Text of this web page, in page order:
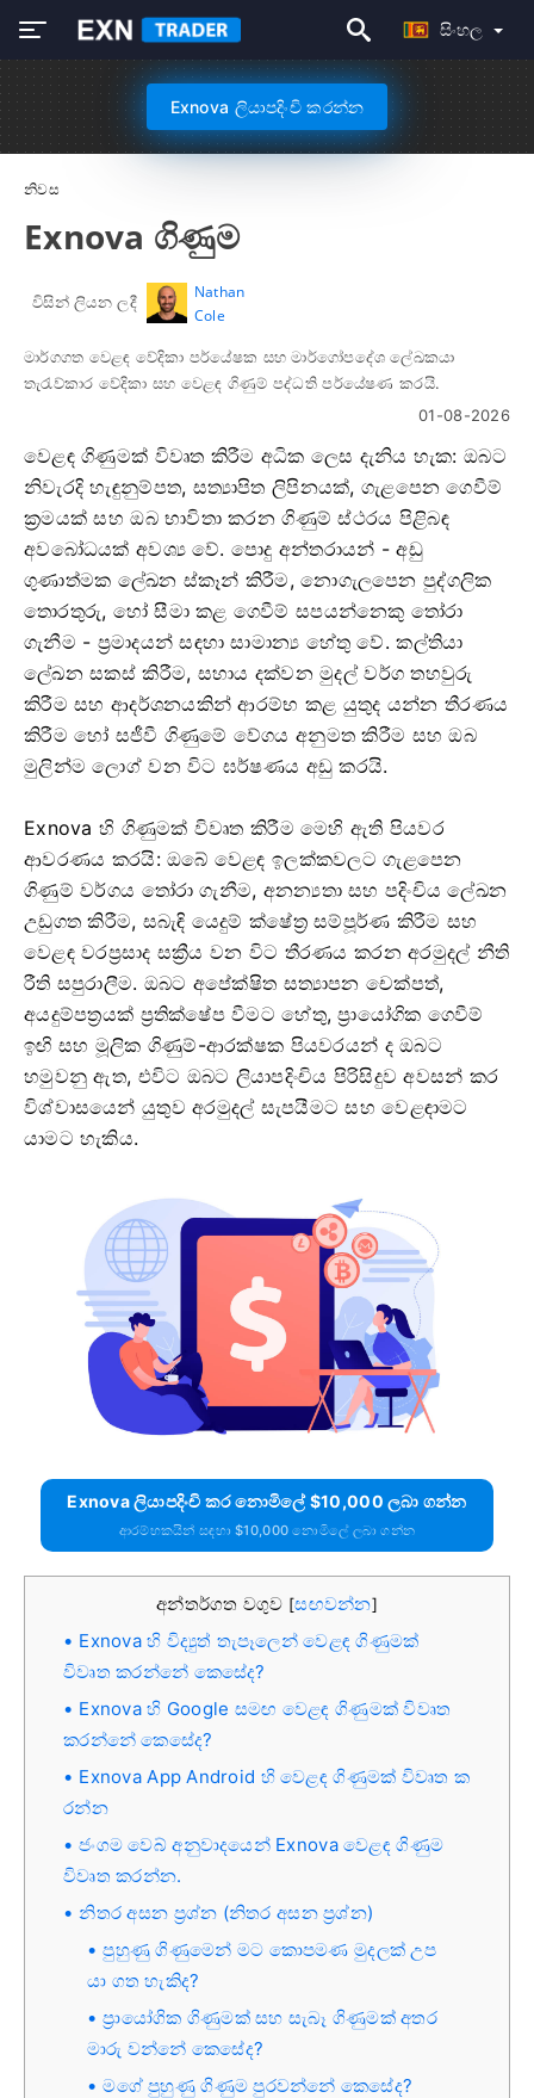
සිංහල
Exnova ලියාපදිංචි කරන්න
නිවස
Exnova ගිණුම
විසින් ලියන ලදී
Nathan
Cole
මාර්ගගත වෙළඳ වේදිකා පර්යේෂක සහ මාර්ගෝපදේශ ලේඛකයා
තැරැව්කාර වේදිකා සහ වෙළඳ ගිණුම් පද්ධති පර්යේෂණ කරයි.
01-08-2026
වෙළඳ ගිණුමක් විවෘත කිරීම අධික ලෙස දැනිය හැක: ඔබට
නිවැරදි හැඳුනුම්පත, සත්‍යාපිත ලිපිනයක්, ගැළපෙන ගෙවීම්
ක්‍රමයක් සහ ඔබ භාවිතා කරන ගිණුම් ස්ථරය පිළිබඳ
අවබෝධයක් අවශ්‍ය වේ. පොදු අන්තරායන් - අඩු
ගුණාත්මක ලේඛන ස්කෑන් කිරීම, නොගැලපෙන පුද්ගලික
තොරතුරු, හෝ සීමා කළ ගෙවීම් සපයන්නෙකු තෝරා
ගැනීම - ප්‍රමාදයන් සඳහා සාමාන්‍ය හේතු වේ. කල්තියා
ලේඛන සකස් කිරීම, සහාය දක්වන මුදල් වර්ග තහවුරු
කිරීම සහ ආදර්ශනයකින් ආරම්භ කළ යුතුද යන්න තීරණය
කිරීම හෝ සජීවී ගිණුමේ වේගය අනුමත කිරීම සහ ඔබ
මුලින්ම ලොග් වන විට ඝර්ෂණය අඩු කරයි.
Exnova හි ගිණුමක් විවෘත කිරීම මෙහි ඇති පියවර
ආවරණය කරයි: ඔබේ වෙළඳ ඉලක්කවලට ගැළපෙන
ගිණුම් වර්ගය තෝරා ගැනීම, අනන්‍යතා සහ පදිංචිය ලේඛන
උඩුගත කිරීම, සබැඳි යෙදුම් ක්ෂේත්‍ර සම්පූර්ණ කිරීම සහ
වෙළඳ වරප්‍රසාද සක්‍රීය වන විට තීරණය කරන අරමුදල් නීති
රීති සපුරාලීම. ඔබට අපේක්ෂිත සත්‍යාපන චෙක්පත්,
අයදුම්පත්‍රයක් ප්‍රතික්ෂේප වීමට හේතු, ප්‍රායෝගික ගෙවීම්
ඉඟි සහ මූලික ගිණුම්-ආරක්ෂක පියවරයන් ද ඔබට
හමුවනු ඇත, එවිට ඔබට ලියාපදිංචිය පිරිසිදුව අවසන් කර
විශ්වාසයෙන් යුතුව අරමුදල් සැපයීමට සහ වෙළඳාමට
යාමට හැකිය.
Exnova ලියාපදිංචි කර නොමිලේ $10,000 ලබා ගන්න
ආරම්භකයින් සඳහා $10,000 නොමිලේ ලබා ගන්න
අන්තර්ගත වගුව [සඟවන්න]
Exnova හි විද්‍යුත් තැපෑලෙන් වෙළඳ ගිණුමක්
විවෘත කරන්නේ කෙසේද?
Exnova හි Google සමඟ වෙළඳ ගිණුමක් විවෘත
කරන්නේ කෙසේද?
Exnova App Android හි වෙළඳ ගිණුමක් විවෘත ක
රන්න
ජංගම වෙබ් අනුවාදයෙන් Exnova වෙළඳ ගිණුම
විවෘත කරන්න.
නිතර අසන ප්‍රශ්න (නිතර අසන ප්‍රශ්න)
පුහුණු ගිණුමෙන් මට කොපමණ මුදලක් උප
යා ගත හැකිද?
ප්‍රායෝගික ගිණුමක් සහ සැබෑ ගිණුමක් අතර
මාරු වන්නේ කෙසේද?
මගේ පුහුණු ගිණුම පුරවන්නේ කෙසේද?